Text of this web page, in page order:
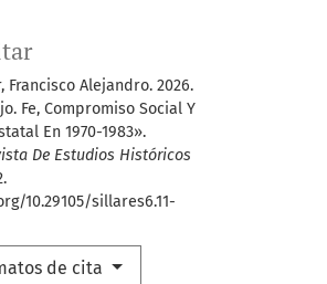
Francisco Alejandro. 2026.
Fe, Compromiso Social Y
En 1970-1983».
De Estudios Históricos
10.29105/sillares6.11-
de cita